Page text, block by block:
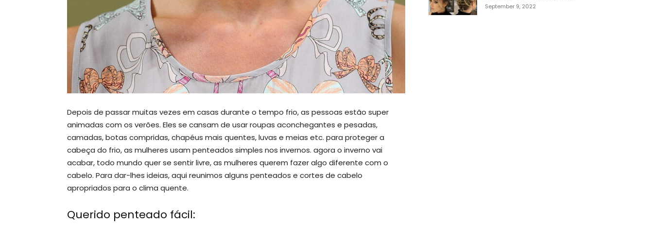
Depois de passar muitas vezes em casas durante o tempo frio, as pessoas estão super
animadas com os verões. Eles se cansam de usar roupas aconchegantes e pesadas,
camadas, botas compridas, chapéus mais quentes, luvas e meias etc. para proteger a
cabeça do frio, as mulheres usam penteados simples nos invernos. agora o inverno vai
acabar, todo mundo quer se sentir livre, as mulheres querem fazer algo diferente com o
cabelo. Para dar-lhes ideias, aqui reunimos alguns penteados e cortes de cabelo
apropriados para o clima quente.
Querido penteado fácil:
September 9, 2022